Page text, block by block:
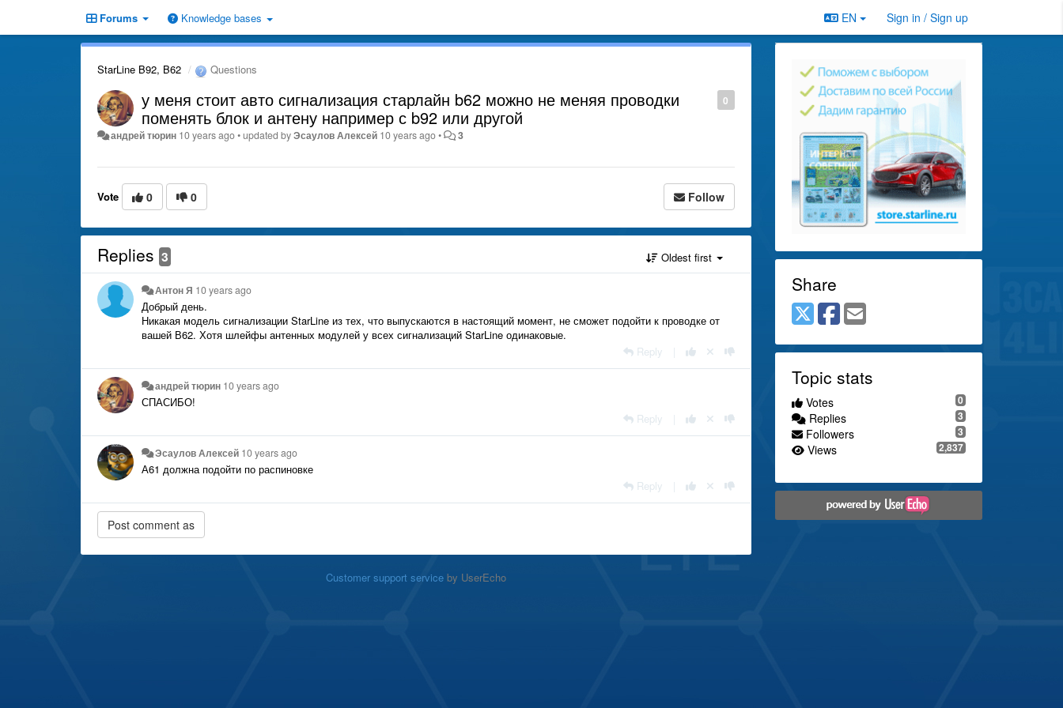
Forums Knowledge bases EN Sign in / Sign up
StarLine B92, B62 Questions
0
у меня стоит авто сигнализация старлайн b62 можно не меняя проводки
поменять блок и антену например с b92 или другой
андрей тюрин 10 years ago•updated byЭсаулов Алексей 10 years ago• 3
Vote 0 0 Follow
Replies 3 Oldest first
Антон Я 10 years ago
Добрый день.
Никакая модель сигнализации StarLine из тех, что выпускаются в настоящий момент, не сможет подойти к проводке от
вашей В62. Хотя шлейфы антенных модулей у всех сигнализаций StarLine одинаковые.
Reply
андрей тюрин 10 years ago
СПАСИБО!
Reply
Эсаулов Алексей 10 years ago
А61 должна подойти по распиновке
Reply
Customer support serviceby UserEcho
Share
Topic stats
0
Votes
3
Replies
3
Followers
2,837
Views